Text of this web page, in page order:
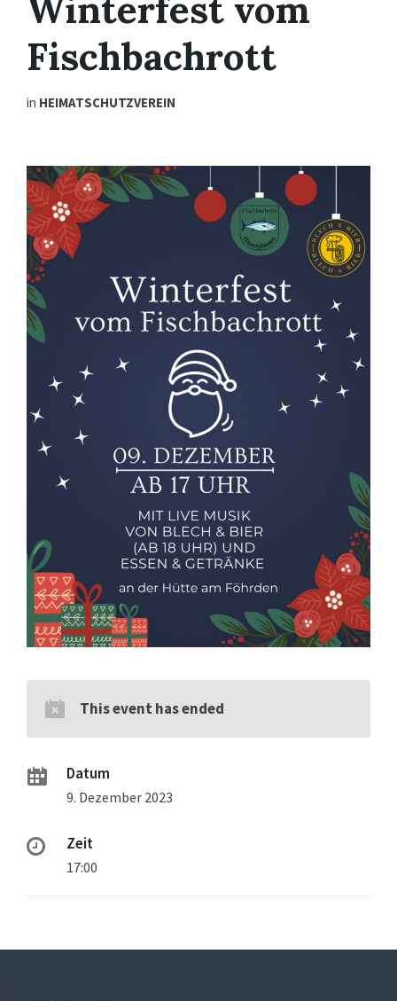
Fischbachrott
in HEIMATSCHUTZVEREIN
This event has ended
Datum
9. Dezember 2023
Zeit
17:00